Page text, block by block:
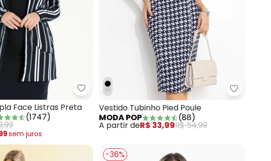
Verde PantacourtModa Pop - Sobretudo Dupla Face Listras Preta
Face Listras Preta
(1747)
sem juros
Moda
Vestido Tubinho Pied Poule
MODA POP
(88)
A partir deR$ 33,99R$ 54,99
-36%